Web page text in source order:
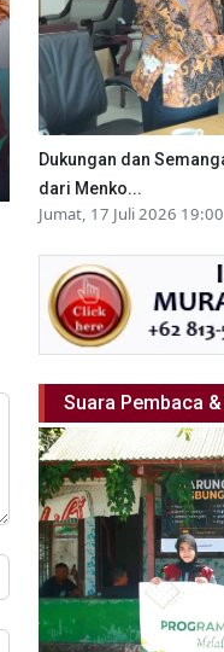
Dukungan dan
dari Menko...
Jumat, 17 Juli 2026 19:00
Suara Pembaca